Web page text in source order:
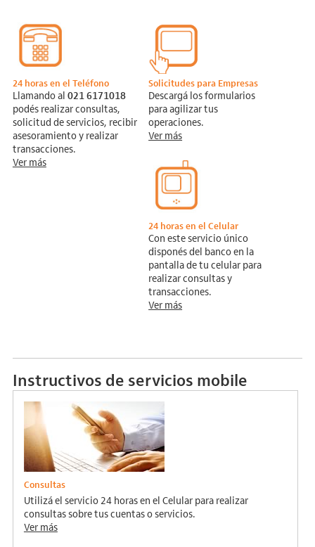
24 horas en el Teléfono
Llamando al 021 6171018
podés realizar consultas,
solicitud de servicios, recibir
asesoramiento y realizar
transacciones.
Ver más
Solicitudes para Empresas
Descargá los formularios
para agilizar tus
operaciones.
Ver más
24 horas en el Celular
Con este servicio único
disponés del banco en la
pantalla de tu celular para
realizar consultas y
transacciones.
Ver más
Instructivos de servicios mobile
Consultas
Utilizá el servicio 24 horas en el Celular para realizar
consultas sobre tus cuentas o servicios.
Ver más